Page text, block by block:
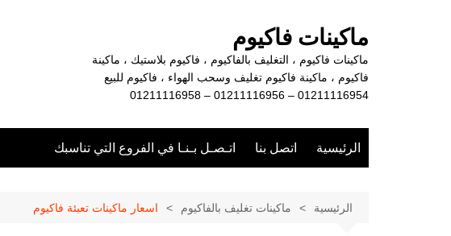
ماكينات فاكيوم
ماكينات فاكيوم ، التغليف بالفاكيوم ، فاكيوم بلاستيك ، ماكينة
فاكيوم ، ماكينة فاكيوم تغليف وسحب الهواء ، فاكيوم للبيع
01211116954 – 01211116956 – 01211116958
الرئيسية اتصل بنا اتـصـل بـنـا في الفروع التي تناسبك
الرئيسية ماكينات تغليف بالفاكيوم اسعار ماكينات تعبئة فاكيوم